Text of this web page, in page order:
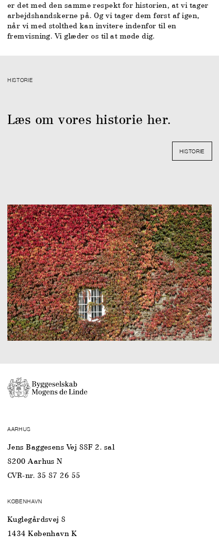
er det med den samme respekt for historien, at vi tager
arbejdshandskerne på. Og vi tager dem først af igen,
når vi med stolthed kan invitere indenfor til en
fremvisning. Vi glæder os til at møde dig.
HISTORIE
Læs om vores historie her.
HISTORIE
AARHUS
Jens Baggesens Vej 88F 2. sal
8200 Aarhus N
CVR-nr. 35 87 26 55
KØBENHAVN
Kuglegårdsvej 8
1434 København K